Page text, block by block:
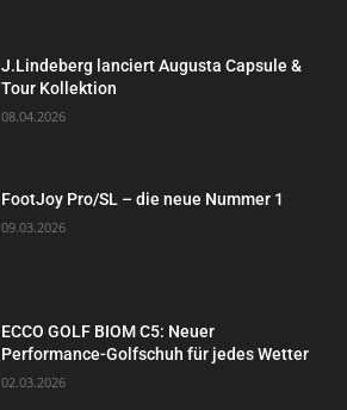
J.Lindeberg lanciert Augusta Capsule &
Tour Kollektion
08.04.2026
FootJoy Pro/SL – die neue Nummer 1
09.03.2026
ECCO GOLF BIOM C5: Neuer
Performance-Golfschuh für jedes Wetter
02.03.2026